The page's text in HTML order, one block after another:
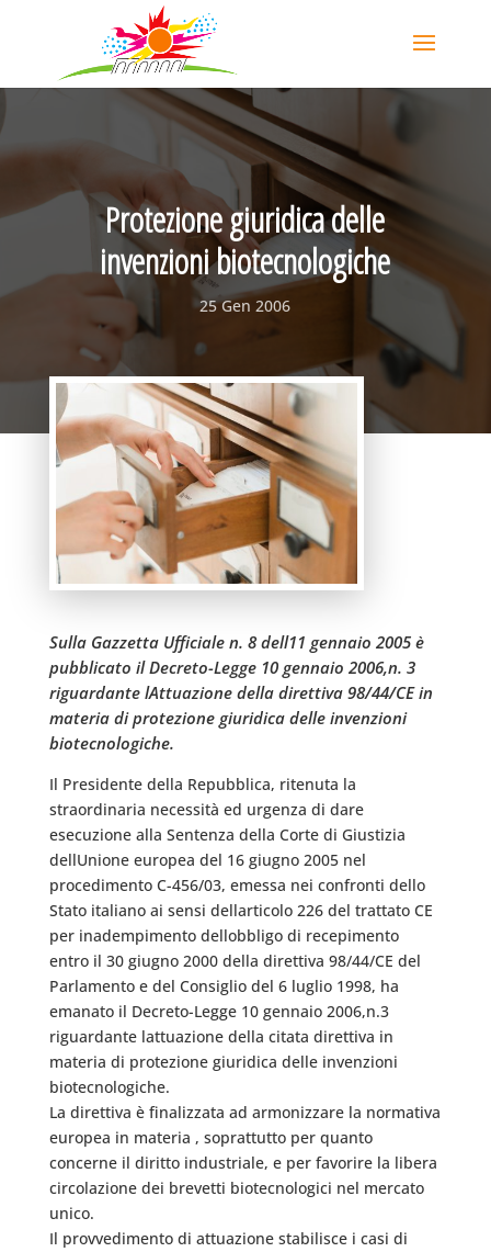
Protezione giuridica delle
invenzioni biotecnologiche
25 Gen 2006
Sulla Gazzetta Ufficiale n. 8 dell11 gennaio 2005 è
pubblicato il Decreto-Legge 10 gennaio 2006,n. 3
riguardante lAttuazione della direttiva 98/44/CE in
materia di protezione giuridica delle invenzioni
biotecnologiche.
Il Presidente della Repubblica, ritenuta la
straordinaria necessità ed urgenza di dare
esecuzione alla Sentenza della Corte di Giustizia
dellUnione europea del 16 giugno 2005 nel
procedimento C-456/03, emessa nei confronti dello
Stato italiano ai sensi dellarticolo 226 del trattato CE
per inadempimento dellobbligo di recepimento
entro il 30 giugno 2000 della direttiva 98/44/CE del
Parlamento e del Consiglio del 6 luglio 1998, ha
emanato il Decreto-Legge 10 gennaio 2006,n.3
riguardante lattuazione della citata direttiva in
materia di protezione giuridica delle invenzioni
biotecnologiche.
La direttiva è finalizzata ad armonizzare la normativa
europea in materia , soprattutto per quanto
concerne il diritto industriale, e per favorire la libera
circolazione dei brevetti biotecnologici nel mercato
unico.
Il provvedimento di attuazione stabilisce i casi di